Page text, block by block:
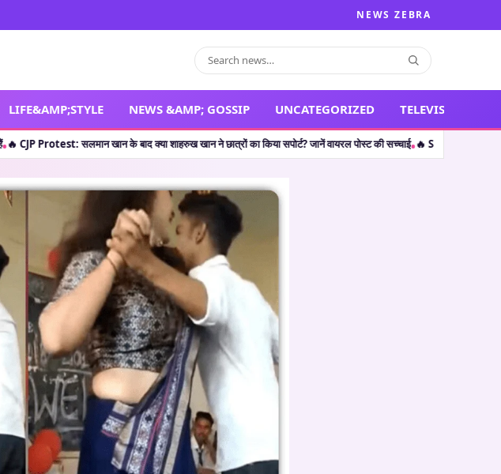
NEWS ZEBRA
LIFE&AMP;STYLE NEWS &AMP; GOSSIP UNCATEGORIZED TELEVISION
सलमान खान के बाद क्या शाहरुख खान ने छात्रों का किया सपोर्ट? जानें वायरल पोस्ट की सच्चाई•🔥 Shocking Retirement: थलपति